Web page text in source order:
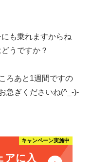
も乗れますからね
うですか？
ろあと1週間ですの
急ぎくださいね(^_-)-
アに入
キャンペーン実施中